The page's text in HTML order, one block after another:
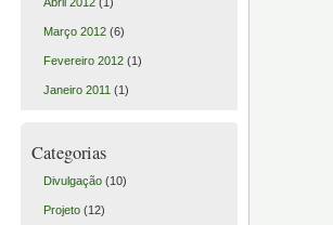
Março 2012(6)
Fevereiro 2012(1)
Janeiro 2011 (1)
Categorias
Divulgação(10)
Projeto(12)